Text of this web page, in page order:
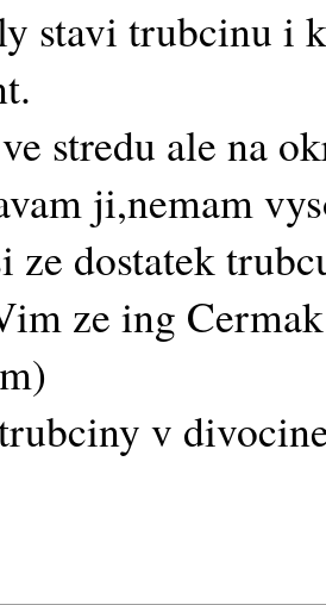
stavi trubcinu i
stredu ale na
ji,nemam
ze dostatek
ze ing
v